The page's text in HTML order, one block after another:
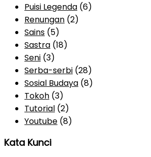
Puisi Legenda (6)
Renungan (2)
Sains (5)
Sastra (18)
Seni (3)
Serba-serbi (28)
Sosial Budaya (8)
Tokoh (3)
Tutorial (2)
Youtube (8)
Kata Kunci